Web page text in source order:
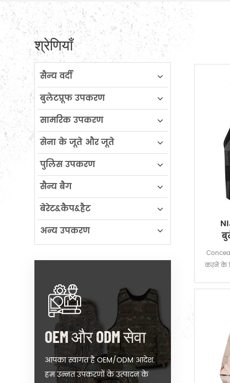
करने के
श्रेणियाँ
सैन्य वर्दी
बुलेटप्रूफ उपकरण
सामरिक उपकरण
सेना के जूते और जूते
पुलिस उपकरण
सैन्य बैग
बेरेट&कैप&हैट
अन्य उपकरण
OEM और ODM सेवा
आपका स्वागत है OEM/ODM आदेश.
हम उन्नत उपकरणों के उत्पादन के